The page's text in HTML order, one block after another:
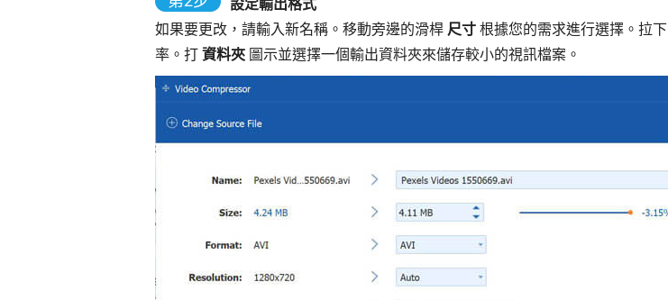
如果要更改，請輸入新名稱。移動旁邊的滑桿 尺寸根據您的需求進行選擇。拉下
率。打資料夾 圖示並選擇一個輸出資料夾來儲存較小的視訊檔案。